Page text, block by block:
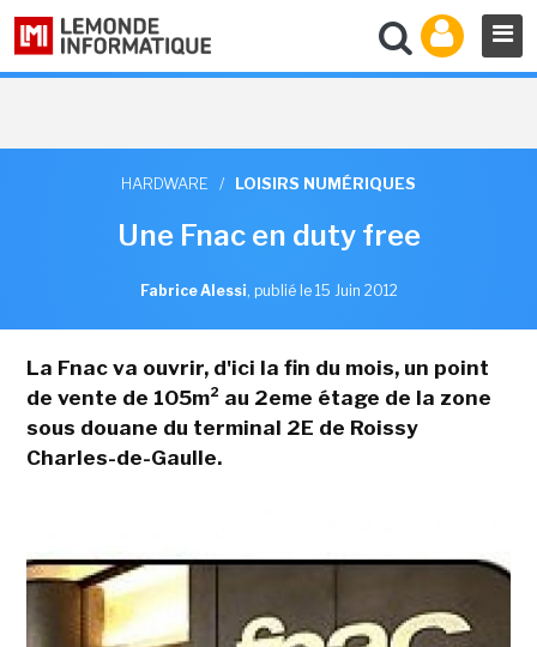
HARDWARE / LOISIRS NUMÉRIQUES
Une Fnac en duty free
Fabrice Alessi, publié le 15 Juin 2012
La Fnac va ouvrir, d'ici la fin du mois, un point
de vente de 105m² au 2eme étage de la zone
sous douane du terminal 2E de Roissy
Charles-de-Gaulle.